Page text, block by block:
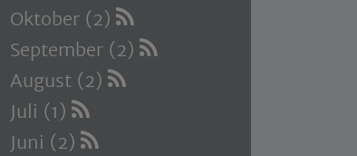
Oktober (2)
September (2)
August (2)
Juli (1)
Juni (2)